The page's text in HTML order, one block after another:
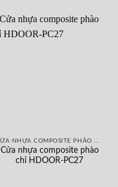
Cửa nhựa composite phào
chỉ HDOOR-PC27